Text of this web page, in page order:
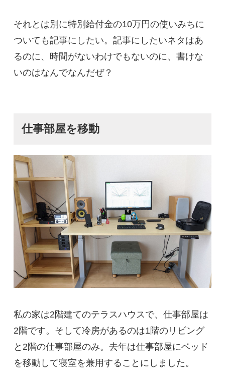
それとは別に特別給付金の10万円の使いみちに
ついても記事にしたい。記事にしたいネタはあ
るのに、時間がないわけでもないのに、書けな
いのはなんでなんだぜ？
仕事部屋を移動
私の家は2階建てのテラスハウスで、仕事部屋は
2階です。そして冷房があるのは1階のリビング
と2階の仕事部屋のみ。去年は仕事部屋にベッド
を移動して寝室を兼用することにしました。